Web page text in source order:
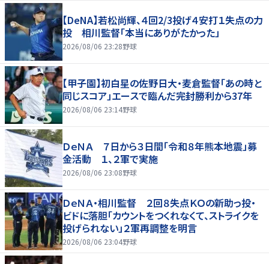
【DeNA】若松尚輝、４回2/3投げ４安打１失点の力
投 相川監督「本当にありがたかった」
2026/08/06 23:28野球
【甲子園】初白星の佐野日大・麦倉監督「あの時と
同じスコア」エースで臨んだ完封勝利から37年
2026/08/06 23:14野球
ＤｅＮＡ ７日から３日間「令和８年熊本地震」募
金活動 １、２軍で実施
2026/08/06 23:08野球
ＤｅＮＡ・相川監督 ２回８失点ＫＯの新助っ投・
ビドに落胆「カウントをつくれなくて、ストライクを
投げられない」２軍再調整を明言
2026/08/06 23:04野球